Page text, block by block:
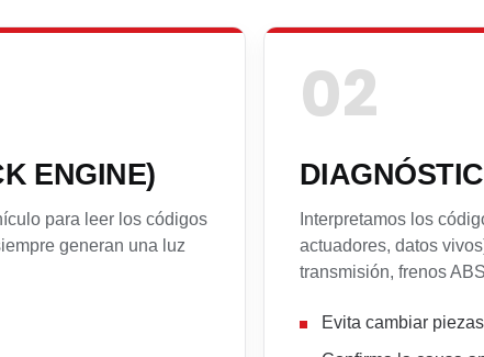
ENGINE)
para leer los códigos
generan una luz
02
Interpretamos los
actuadores, datos
transmisión, frenos
Evita cambiar